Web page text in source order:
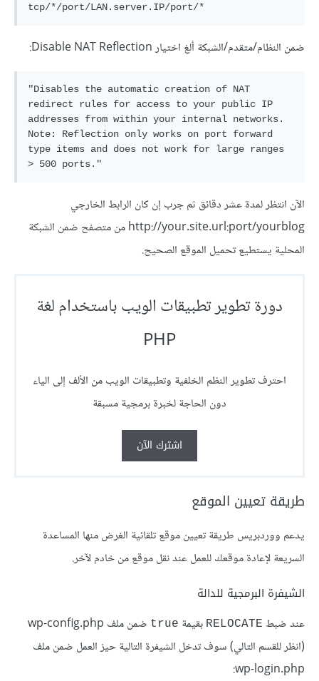
ضمن النظام/متقدم/الشبكة ألغ اختيار Disable NAT Reflection:
"Disables the automatic creation of NAT
redirect rules for access to your public IP
addresses from within your internal networks.
Note: Reflection only works on port forward
type items and does not work for large ranges
الآن انتظر لمدة عشر دقائق ثم جرب إن كان الرابط الخارجي
http://your.site.url:port/yourblog من متصفح ضمن الشبكة
المحلية يستطيع تحميل الموقع الصحيح.
دورة تطوير تطبيقات الويب باستخدام لغة
PHP
احترف تطوير النظم الخلفية وتطبيقات الويب من الألف إلى الياء
دون الحاجة لخبرة برمجية مسبقة
اشترك الآن
طريقة تعيين الموقع
يدعم ووردبريس طريقة تعيين موقع تلقائية الغرض منها المساعدة
السريعة لإعادة موقعك للعمل عند نقل موقع من خادم لآخر.
الشيفرة البرمجية للدالة
عند ضبط RELOCATE بقيمة true
ضمن ملف wp-config.php
(انظر للقسم التالي) سوف تدخل الشيفرة التالية حيز العمل ضمن ملف
wp-login.php: